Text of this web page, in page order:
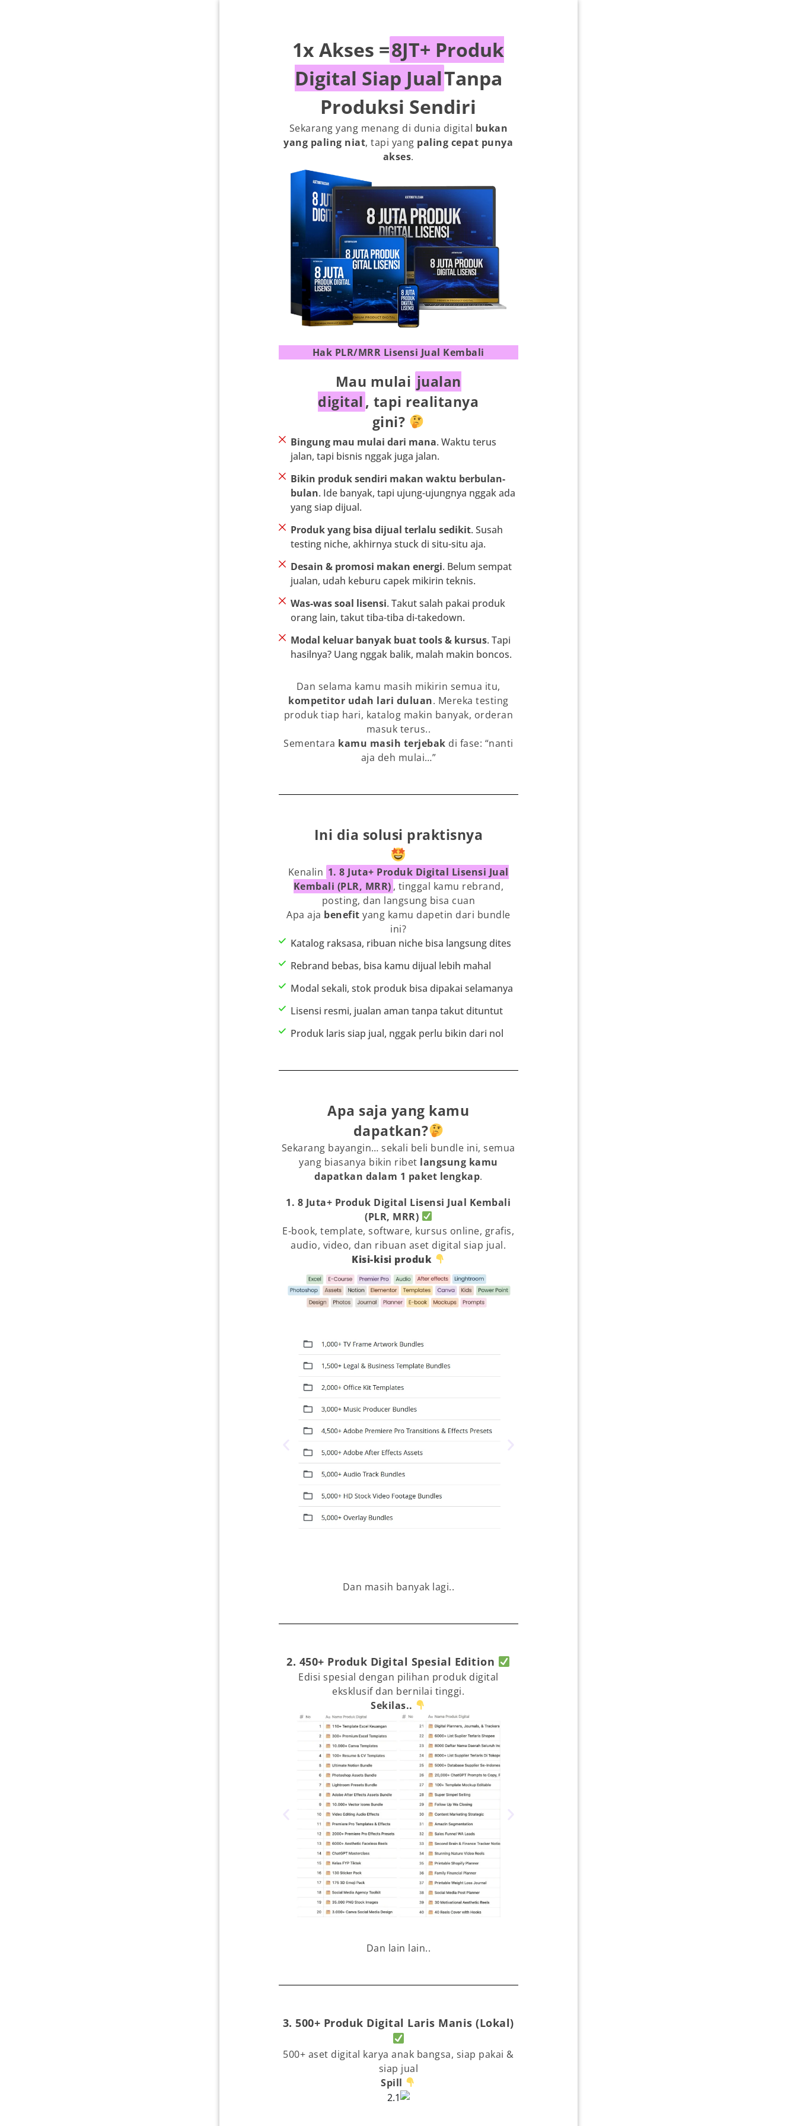
1x Akses =8JT+ Produk
Digital Siap JualTanpa
Produksi Sendiri
Sekarang yang menang di dunia digital bukan
yang paling niat, tapi yang paling cepat punya
akses.
Hak PLR/MRR Lisensi Jual Kembali
Mau mulai jualan
digital, tapi realitanya
gini?
Bingung mau mulai dari mana. Waktu terus
jalan, tapi bisnis nggak juga jalan.
Bikin produk sendiri makan waktu berbulan-
bulan. Ide banyak, tapi ujung-ujungnya nggak ada
yang siap dijual.
Produk yang bisa dijual terlalu sedikit. Susah
testing niche, akhirnya stuck di situ-situ aja.
Desain & promosi makan energi. Belum sempat
jualan, udah keburu capek mikirin teknis.
Was-was soal lisensi. Takut salah pakai produk
orang lain, takut tiba-tiba di-takedown.
Modal keluar banyak buat tools & kursus. Tapi
hasilnya? Uang nggak balik, malah makin boncos.
Dan selama kamu masih mikirin semua itu,
kompetitor udah lari duluan. Mereka testing
produk tiap hari, katalog makin banyak, orderan
masuk terus..
Sementara kamu masih terjebak di fase: “nanti
aja deh mulai…”
Ini dia solusi praktisnya
Kenalin 1. 8 Juta+ Produk Digital Lisensi Jual
Kembali (PLR, MRR) , tinggal kamu rebrand,
posting, dan langsung bisa cuan
Apa aja benefit yang kamu dapetin dari bundle
ini?
Katalog raksasa, ribuan niche bisa langsung dites
Rebrand bebas, bisa kamu dijual lebih mahal
Modal sekali, stok produk bisa dipakai selamanya
Lisensi resmi, jualan aman tanpa takut dituntut
Produk laris siap jual, nggak perlu bikin dari nol
Apa saja yang kamu
dapatkan?
Sekarang bayangin… sekali beli bundle ini, semua
yang biasanya bikin ribet langsung kamu
dapatkan dalam 1 paket lengkap.
1. 8 Juta+ Produk Digital Lisensi Jual Kembali
(PLR, MRR)
E-book, template, software, kursus online, grafis,
audio, video, dan ribuan aset digital siap jual.
Kisi-kisi produk
Dan masih banyak lagi..
2. 450+ Produk Digital Spesial Edition
Edisi spesial dengan pilihan produk digital
eksklusif dan bernilai tinggi.
Sekilas..
Dan lain lain..
3. 500+ Produk Digital Laris Manis (Lokal)
500+ aset digital karya anak bangsa, siap pakai &
siap jual
Spill